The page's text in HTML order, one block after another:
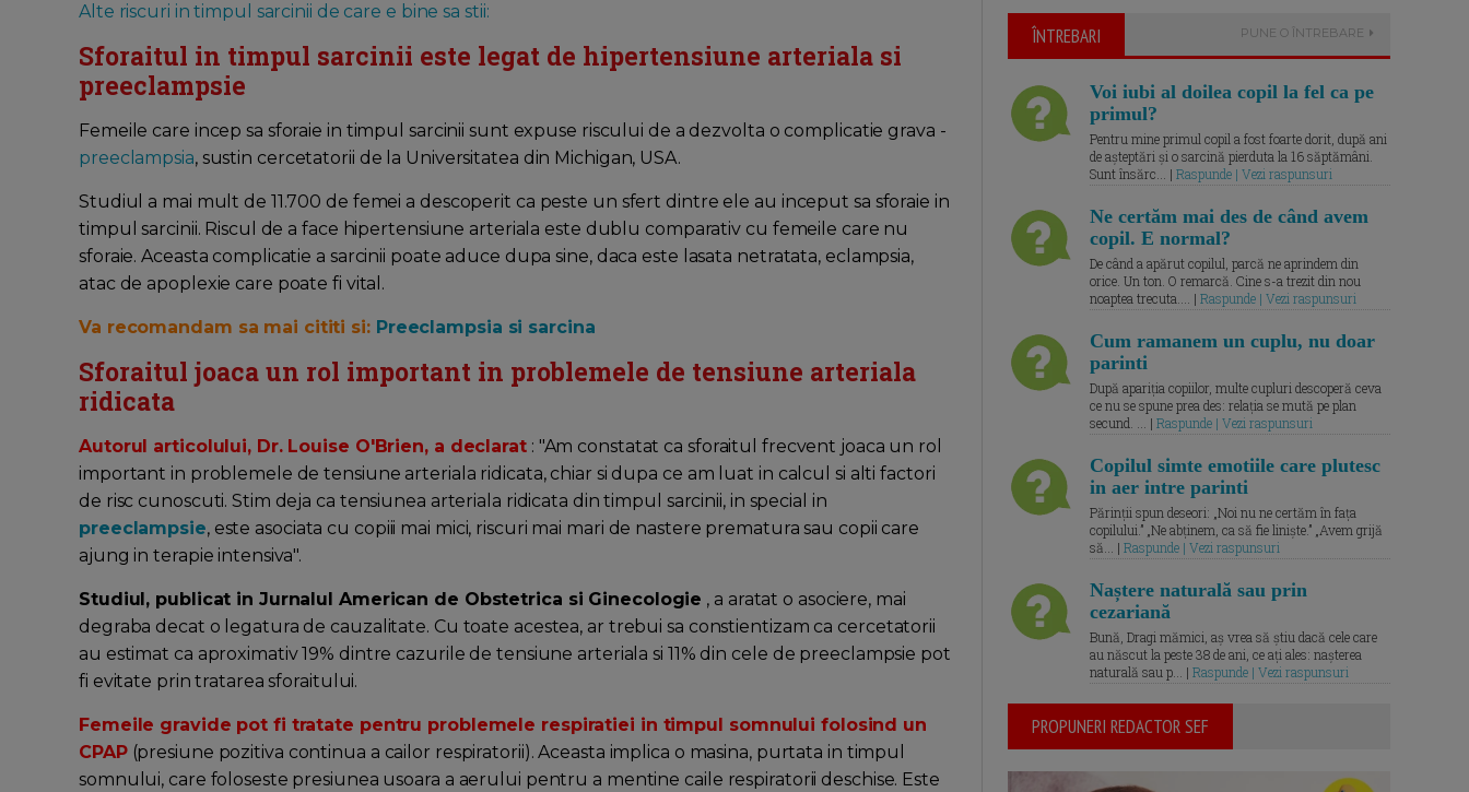
Alte riscuri in timpul sarcinii de care e bine sa stii:
Sforaitul in timpul sarcinii este legat de hipertensiune arteriala si
preeclampsie
Femeile care incep sa sforaie in timpul sarcinii sunt expuse riscului de a dezvolta o complicatie grava -
preeclampsia, sustin cercetatorii de la Universitatea din Michigan, USA.
Studiul a mai mult de 11.700 de femei a descoperit ca peste un sfert dintre ele au inceput sa sforaie in
timpul sarcinii. Riscul de a face hipertensiune arteriala este dublu comparativ cu femeile care nu
sforaie. Aceasta complicatie a sarcinii poate aduce dupa sine, daca este lasata netratata, eclampsia,
atac de apoplexie care poate fi vital.
Va recomandam sa mai cititi si: Preeclampsia si sarcina
Sforaitul joaca un rol important in problemele de tensiune arteriala
ridicata
Autorul articolului, Dr. Louise O'Brien, a declarat: "Am constatat ca sforaitul frecvent joaca un rol
important in problemele de tensiune arteriala ridicata, chiar si dupa ce am luat in calcul si alti factori
de risc cunoscuti. Stim deja ca tensiunea arteriala ridicata din timpul sarcinii, in special in
preeclampsie, este asociata cu copiii mai mici, riscuri mai mari de nastere prematura sau copii care
ajung in terapie intensiva".
Studiul, publicat in Jurnalul American de Obstetrica si Ginecologie , a aratat o asociere, mai
degraba decat o legatura de cauzalitate. Cu toate acestea, ar trebui sa constientizam ca cercetatorii
au estimat ca aproximativ 19% dintre cazurile de tensiune arteriala si 11% din cele de preeclampsie pot
fi evitate prin tratarea sforaitului.
Femeile gravide pot fi tratate pentru problemele respiratiei in timpul somnului folosind un
CPAP(presiune pozitiva continua a cailor respiratorii). Aceasta implica o masina, purtata in timpul
somnului, care foloseste presiunea usoara a aerului pentru a mentine caile respiratorii deschise. Este
ÎNTREBARI PUNE O ÎNTREBARE
Voi iubi al doilea copil la fel ca pe
primul?
Pentru mine primul copil a fost foarte dorit, după ani
de așteptări și o sarcină pierduta la 16 săptămâni.
Sunt însărc... | Raspunde | Vezi raspunsuri
Ne certăm mai des de când avem
copil. E normal?
De când a apărut copilul, parcă ne aprindem din
orice. Un ton. O remarcă. Cine s-a trezit din nou
noaptea trecuta.... | Raspunde | Vezi raspunsuri
Cum ramanem un cuplu, nu doar
parinti
După apariția copiilor, multe cupluri descoperă ceva
ce nu se spune prea des: relația se mută pe plan
secund. ... | Raspunde | Vezi raspunsuri
Copilul simte emotiile care plutesc
in aer intre parinti
Părinții spun deseori: „Noi nu ne certăm în fața
copilului.” „Ne abținem, ca să fie liniște.” „Avem grijă
să... | Raspunde | Vezi raspunsuri
Naștere naturală sau prin
cezariană
Bună, Dragi mămici, aș vrea să știu dacă cele care
au născut la peste 38 de ani, ce ați ales: nașterea
naturală sau p... | Raspunde | Vezi raspunsuri
PROPUNERI REDACTOR SEF